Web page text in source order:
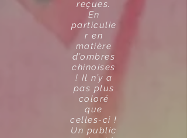
reçues.
En
particulie
r en
matière
d’ombres
chinoises
! Il n’y a
pas plus
coloré
que
celles-ci !
Un public